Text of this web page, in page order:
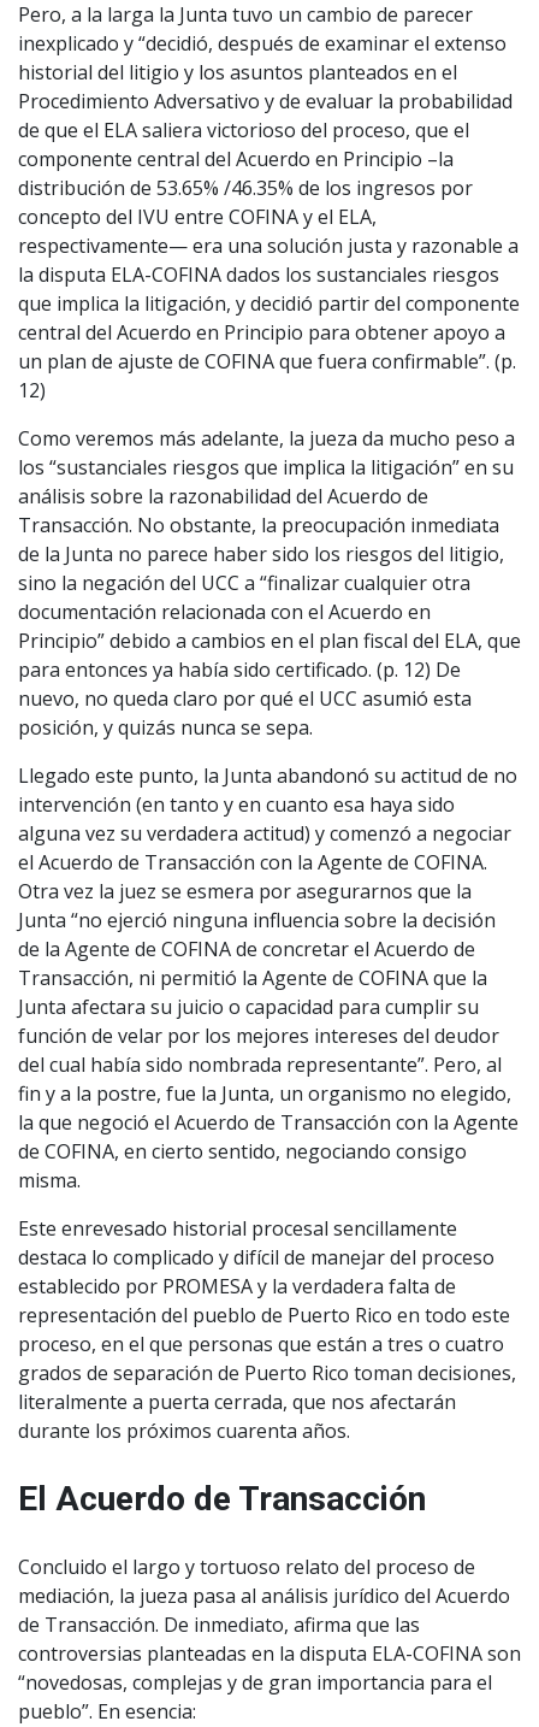
Pero, a la larga la Junta tuvo un cambio de parecer
inexplicado y “decidió, después de examinar el extenso
historial del litigio y los asuntos planteados en el
Procedimiento Adversativo y de evaluar la probabilidad
de que el ELA saliera victorioso del proceso, que el
componente central del Acuerdo en Principio –la
distribución de 53.65% /46.35% de los ingresos por
concepto del IVU entre COFINA y el ELA,
respectivamente— era una solución justa y razonable a
la disputa ELA-COFINA dados los sustanciales riesgos
que implica la litigación, y decidió partir del componente
central del Acuerdo en Principio para obtener apoyo a
un plan de ajuste de COFINA que fuera confirmable”. (p.
12)
Como veremos más adelante, la jueza da mucho peso a
los “sustanciales riesgos que implica la litigación” en su
análisis sobre la razonabilidad del Acuerdo de
Transacción. No obstante, la preocupación inmediata
de la Junta no parece haber sido los riesgos del litigio,
sino la negación del UCC a “finalizar cualquier otra
documentación relacionada con el Acuerdo en
Principio” debido a cambios en el plan fiscal del ELA, que
para entonces ya había sido certificado. (p. 12) De
nuevo, no queda claro por qué el UCC asumió esta
posición, y quizás nunca se sepa.
Llegado este punto, la Junta abandonó su actitud de no
intervención (en tanto y en cuanto esa haya sido
alguna vez su verdadera actitud) y comenzó a negociar
el Acuerdo de Transacción con la Agente de COFINA.
Otra vez la juez se esmera por asegurarnos que la
Junta “no ejerció ninguna influencia sobre la decisión
de la Agente de COFINA de concretar el Acuerdo de
Transacción, ni permitió la Agente de COFINA que la
Junta afectara su juicio o capacidad para cumplir su
función de velar por los mejores intereses del deudor
del cual había sido nombrada representante”. Pero, al
fin y a la postre, fue la Junta, un organismo no elegido,
la que negoció el Acuerdo de Transacción con la Agente
de COFINA, en cierto sentido, negociando consigo
misma.
Este enrevesado historial procesal sencillamente
destaca lo complicado y difícil de manejar del proceso
establecido por PROMESA y la verdadera falta de
representación del pueblo de Puerto Rico en todo este
proceso, en el que personas que están a tres o cuatro
grados de separación de Puerto Rico toman decisiones,
literalmente a puerta cerrada, que nos afectarán
durante los próximos cuarenta años.
El Acuerdo de Transacción
Concluido el largo y tortuoso relato del proceso de
mediación, la jueza pasa al análisis jurídico del Acuerdo
de Transacción. De inmediato, afirma que las
controversias planteadas en la disputa ELA-COFINA son
“novedosas, complejas y de gran importancia para el
pueblo”. En esencia: